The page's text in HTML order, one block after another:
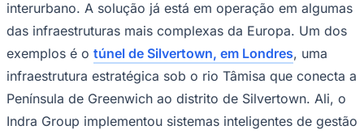
São Paulo
interurbano. A solução já está em operação em algumas
das infraestruturas mais complexas da Europa. Um dos
exemplos é o túnel de Silvertown, em Londres, uma
infraestrutura estratégica sob o rio Tâmisa que conecta a
Península de Greenwich ao distrito de Silvertown. Ali, o
Indra Group implementou sistemas inteligentes de gestão